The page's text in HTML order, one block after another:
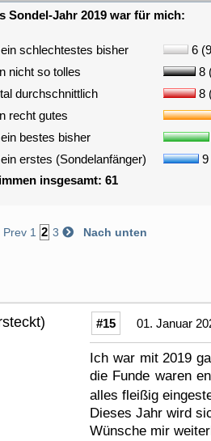
Sondel-Jahr 2019 war für mich:
schlechtestes bisher
6
nicht so tolles
8
durchschnittlich
8
recht gutes
bestes bisher
erstes (Sondelanfänger)
9
insgesamt: 61
Prev 1 2 3 Nach unten
#15 01. Januar
Ich war mit 2019
die Funde waren
alles fleißig
Dieses Jahr wird
Wünsche mir